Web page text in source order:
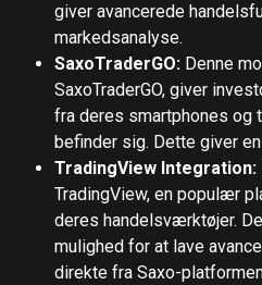
giver avancerede
markedsanalyse.
SaxoTraderGO: Denne
SaxoTraderGO, giver
fra deres smartphones og
befinder sig. Dette giver
TradingView Integration:
TradingView, en populær
deres handelsværktøjer.
mulighed for at lave
direkte fra Saxo-